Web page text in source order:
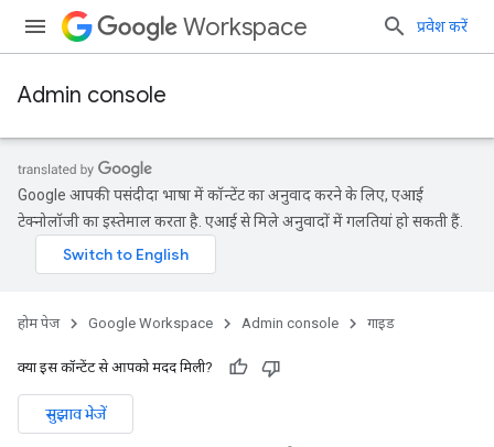
Workspace प्रवेश करें
Admin console
Google आपकी पसंदीदा भाषा में कॉन्टेंट का अनुवाद करने के लिए, एआई
टेक्नोलॉजी का इस्तेमाल करता है. एआई से मिले अनुवादों में गलतियां हो सकती हैं.
होम पेज Google Workspace Admin console गाइड
क्या इस कॉन्टेंट से आपको मदद मिली?
सुझाव भेजें